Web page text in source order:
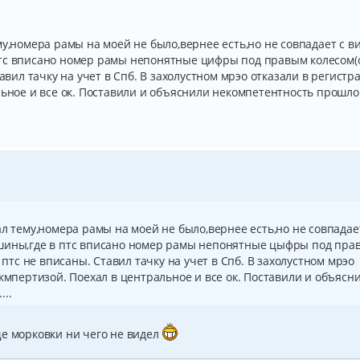
рамы на моей не было,вернее есть,но не совпадает с
вписано номер рамы непонятные цифры под правым
тачку на учет в Спб. В захолустном мрэо отказали в
и все ок. Поставили и объяснили некомпетентность
тему,номера рамы на моей не было,вернее есть,но не
в птс вписано номер рамы непонятные цыфры под
не вписаны. Ставил тачку на учет в Спб. В захолустном мрэо
Поехал в центральное и все ок. Поставили и
морковки ни чего не видел